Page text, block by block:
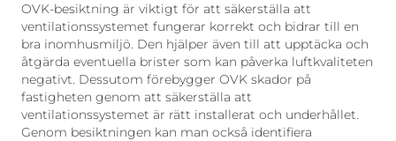
OVK-besiktning är viktigt för att säkerställa att
ventilationssystemet fungerar korrekt och bidrar till en
bra inomhusmiljö. Den hjälper även till att upptäcka och
åtgärda eventuella brister som kan påverka luftkvaliteten
negativt. Dessutom förebygger OVK skador på
fastigheten genom att säkerställa att
ventilationssystemet är rätt installerat och underhållet.
Genom besiktningen kan man också identifiera